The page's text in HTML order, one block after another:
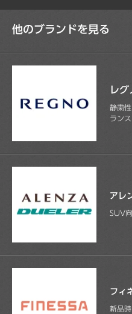
他のブランドを見る
レグ
静粛
ラン
アレ
SUV
フィ
新品